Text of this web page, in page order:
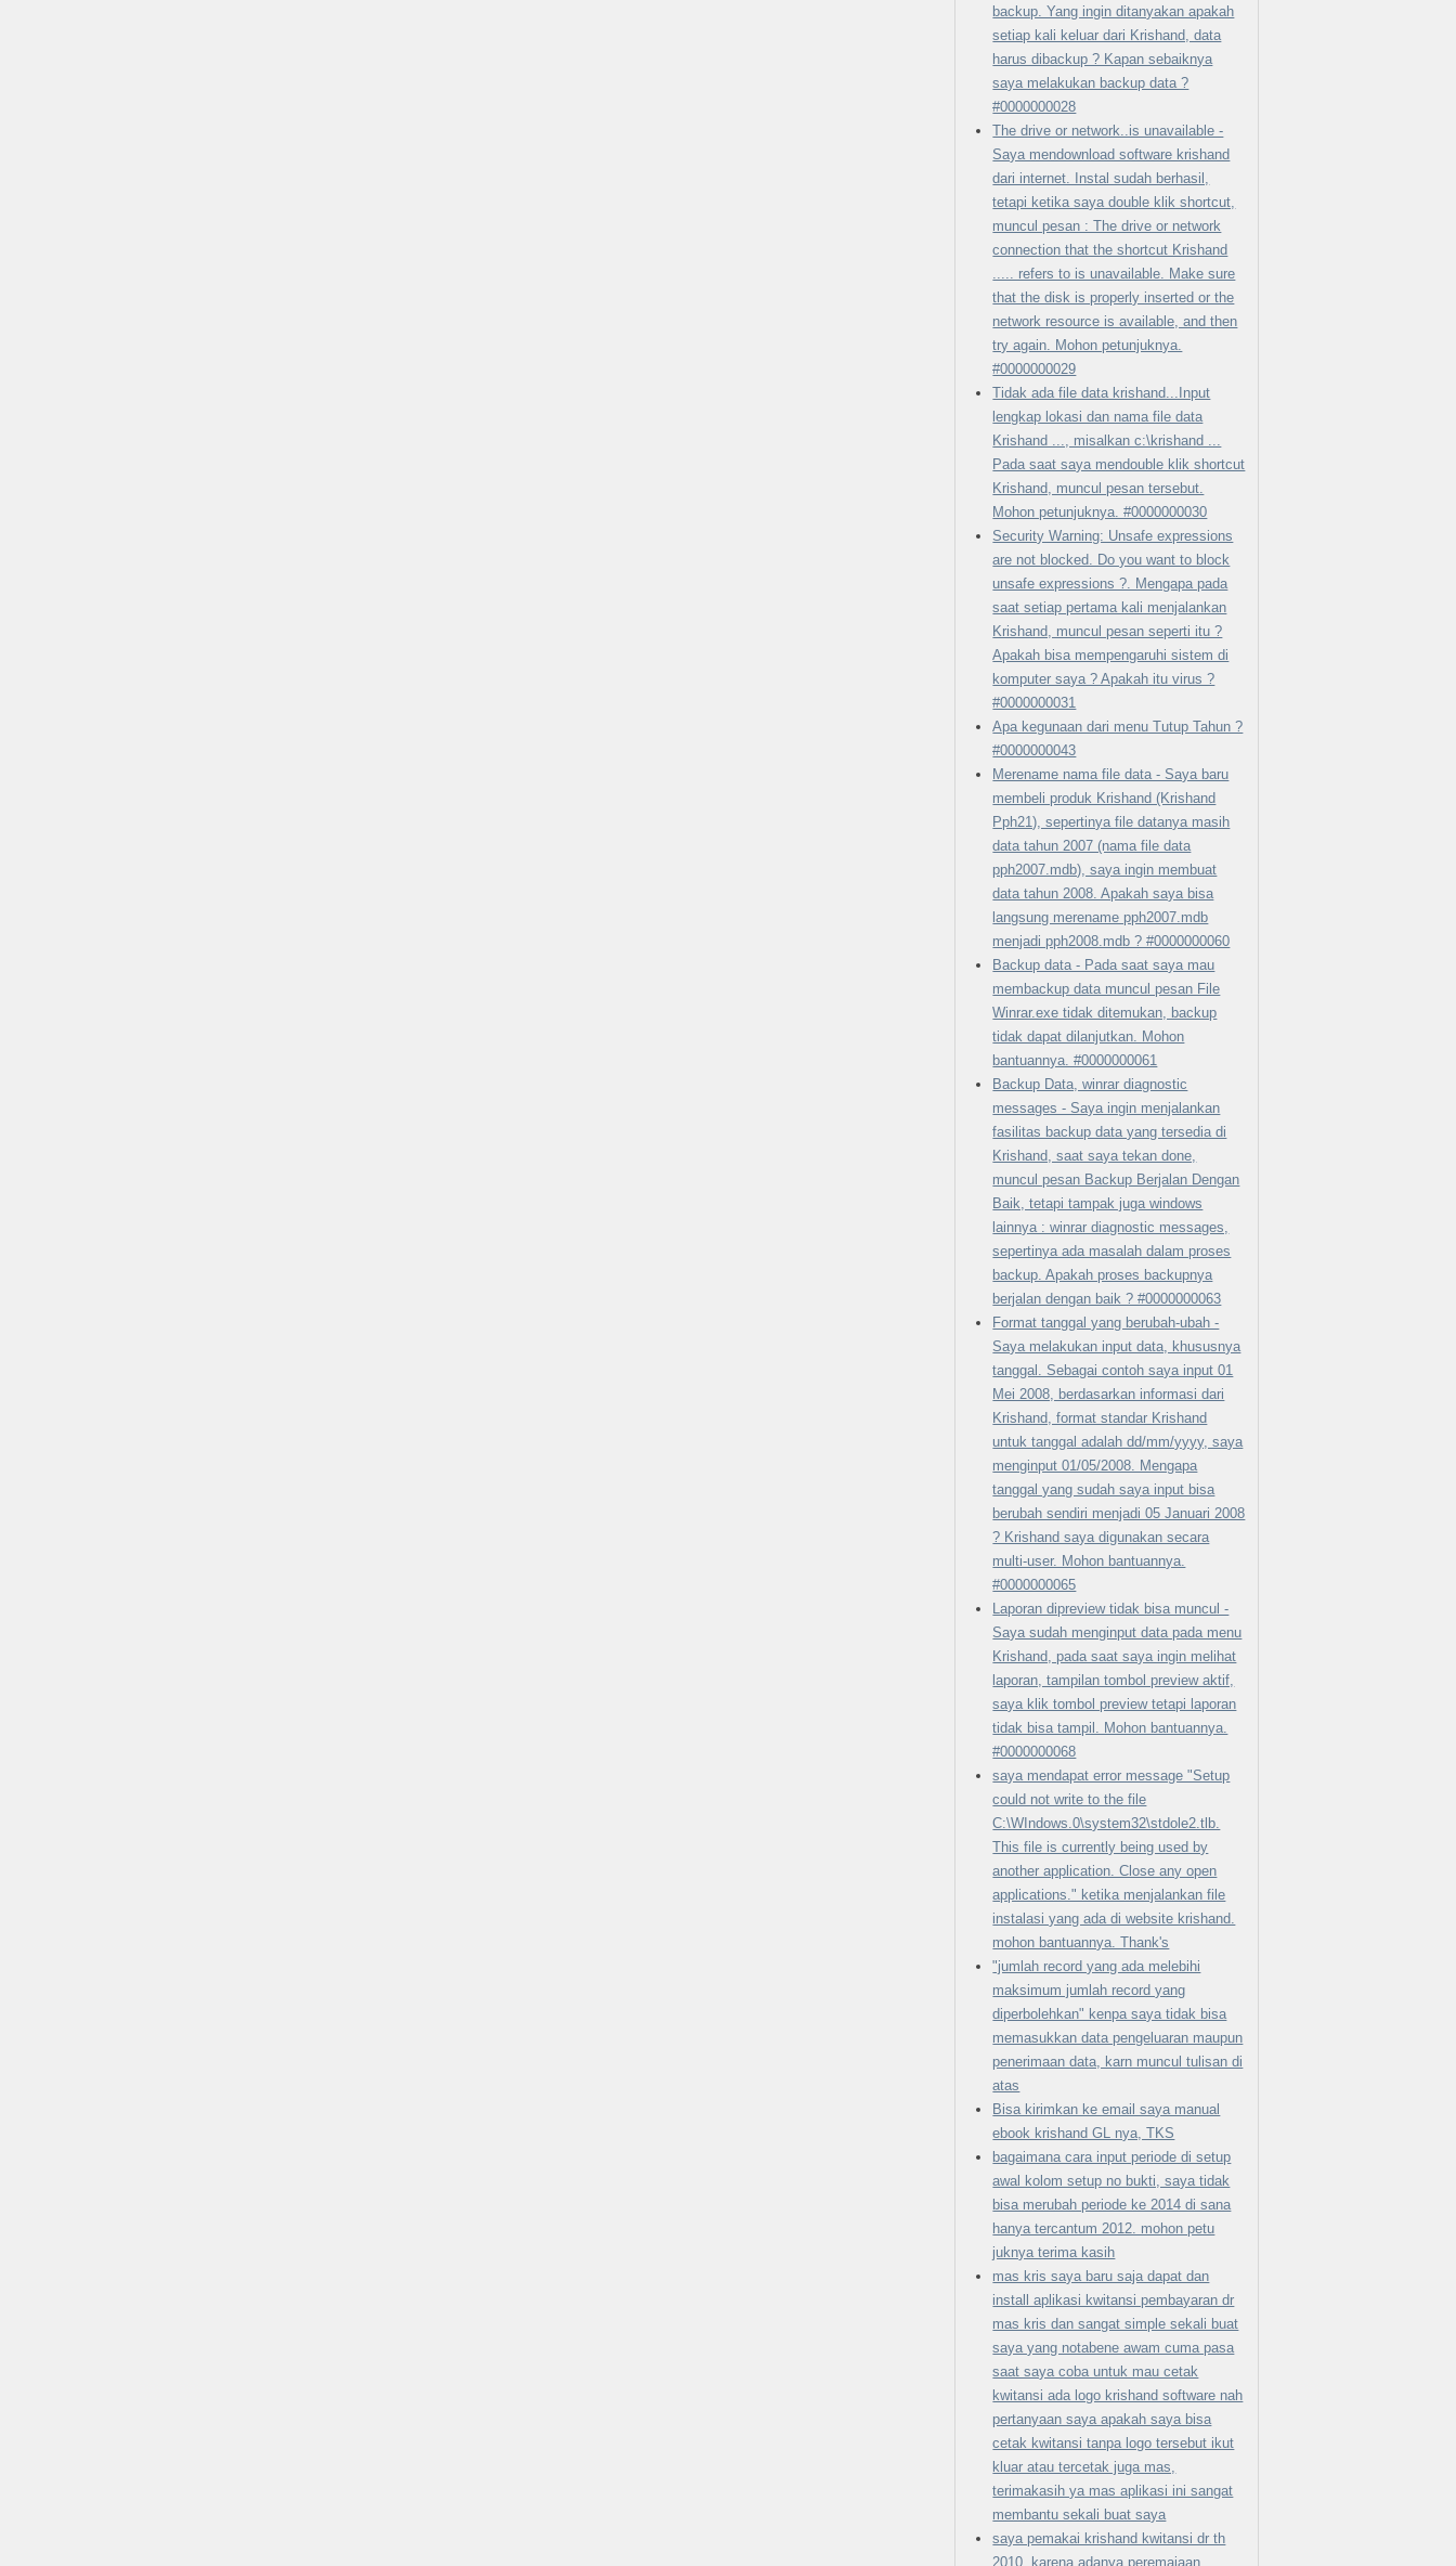
backup. Yang ingin ditanyakan apakah
setiap kali keluar dari Krishand, data
harus dibackup ? Kapan sebaiknya
saya melakukan backup data ?
#0000000028
The drive or network..is unavailable -
Saya mendownload software krishand
dari internet. Instal sudah berhasil,
tetapi ketika saya double klik shortcut,
muncul pesan : The drive or network
connection that the shortcut Krishand
..... refers to is unavailable. Make sure
that the disk is properly inserted or the
network resource is available, and then
try again. Mohon petunjuknya.
#0000000029
Tidak ada file data krishand...Input
lengkap lokasi dan nama file data
Krishand ..., misalkan c:\krishand ...
Pada saat saya mendouble klik shortcut
Krishand, muncul pesan tersebut.
Mohon petunjuknya. #0000000030
Security Warning: Unsafe expressions
are not blocked. Do you want to block
unsafe expressions ?. Mengapa pada
saat setiap pertama kali menjalankan
Krishand, muncul pesan seperti itu ?
Apakah bisa mempengaruhi sistem di
komputer saya ? Apakah itu virus ?
#0000000031
Apa kegunaan dari menu Tutup Tahun ?
#0000000043
Merename nama file data - Saya baru
membeli produk Krishand (Krishand
Pph21), sepertinya file datanya masih
data tahun 2007 (nama file data
pph2007.mdb), saya ingin membuat
data tahun 2008. Apakah saya bisa
langsung merename pph2007.mdb
menjadi pph2008.mdb ? #0000000060
Backup data - Pada saat saya mau
membackup data muncul pesan File
Winrar.exe tidak ditemukan, backup
tidak dapat dilanjutkan. Mohon
bantuannya. #0000000061
Backup Data, winrar diagnostic
messages - Saya ingin menjalankan
fasilitas backup data yang tersedia di
Krishand, saat saya tekan done,
muncul pesan Backup Berjalan Dengan
Baik, tetapi tampak juga windows
lainnya : winrar diagnostic messages,
sepertinya ada masalah dalam proses
backup. Apakah proses backupnya
berjalan dengan baik ? #0000000063
Format tanggal yang berubah-ubah -
Saya melakukan input data, khususnya
tanggal. Sebagai contoh saya input 01
Mei 2008, berdasarkan informasi dari
Krishand, format standar Krishand
untuk tanggal adalah dd/mm/yyyy, saya
menginput 01/05/2008. Mengapa
tanggal yang sudah saya input bisa
berubah sendiri menjadi 05 Januari 2008
? Krishand saya digunakan secara
multi-user. Mohon bantuannya.
#0000000065
Laporan dipreview tidak bisa muncul -
Saya sudah menginput data pada menu
Krishand, pada saat saya ingin melihat
laporan, tampilan tombol preview aktif,
saya klik tombol preview tetapi laporan
tidak bisa tampil. Mohon bantuannya.
#0000000068
saya mendapat error message "Setup
could not write to the file
C:\WIndows.0\system32\stdole2.tlb.
This file is currently being used by
another application. Close any open
applications." ketika menjalankan file
instalasi yang ada di website krishand.
mohon bantuannya. Thank's
"jumlah record yang ada melebihi
maksimum jumlah record yang
diperbolehkan" kenpa saya tidak bisa
memasukkan data pengeluaran maupun
penerimaan data, karn muncul tulisan di
atas
Bisa kirimkan ke email saya manual
ebook krishand GL nya, TKS
bagaimana cara input periode di setup
awal kolom setup no bukti, saya tidak
bisa merubah periode ke 2014 di sana
hanya tercantum 2012. mohon petu
juknya terima kasih
mas kris saya baru saja dapat dan
install aplikasi kwitansi pembayaran dr
mas kris dan sangat simple sekali buat
saya yang notabene awam cuma pasa
saat saya coba untuk mau cetak
kwitansi ada logo krishand software nah
pertanyaan saya apakah saya bisa
cetak kwitansi tanpa logo tersebut ikut
kluar atau tercetak juga mas,
terimakasih ya mas aplikasi ini sangat
membantu sekali buat saya
saya pemakai krishand kwitansi dr th
2010, karena adanya peremajaan